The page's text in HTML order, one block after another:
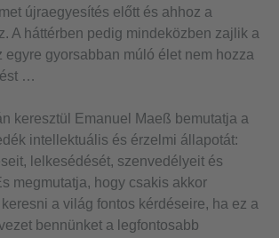
újraegyesítés előtt és ahhoz a
A háttérben pedig mindeközben zajlik a
egyre gyorsabban múló élet nem hozza
…
keresztül Emanuel Maeß bemutatja a
intellektuális és érzelmi állapotát:
lelkesédését, szenvedélyeit és
megmutatja, hogy csakis akkor
a világ fontos kérdéseire, ha ez a
bennünket a legfontosabb